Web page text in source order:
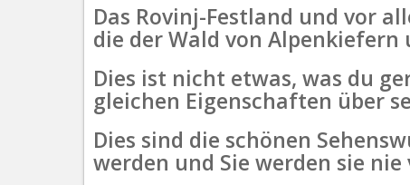
Das Rovinj-Festland und vor
die der Wald von Alpenkiefern
Dies ist nicht etwas, was du
gleichen Eigenschaften über
Dies sind die schönen
werden und Sie werden sie nie